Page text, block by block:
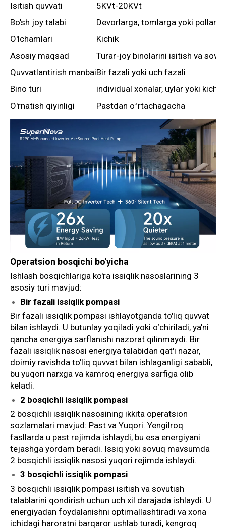
Isitish quvvati
5KVt-20KVt
Bo'sh joy talabi
Devorlarga, tomlarga yoki
O'lchamlari
Kichik
Asosiy maqsad
Turar-joy binolarini isitish va
Quvvatlantirish manbaiBir fazali yoki uch fazali
Bino turi
individual xonalar, uylar yoki
O'rnatish qiyinligi
Pastdan oʻrtachagacha
Operatsion bosqichi bo'yicha
Ishlash bosqichlariga ko'ra issiqlik nasoslarining 3
asosiy turi mavjud:
Bir fazali issiqlik pompasi
Bir fazali issiqlik pompasi ishlayotganda to'liq quvvat
bilan ishlaydi. U butunlay yoqiladi yoki o‘chiriladi, ya’ni
qancha energiya sarflanishi nazorat qilinmaydi. Bir
fazali issiqlik nasosi energiya talabidan qat'i nazar,
doimiy ravishda to'liq quvvat bilan ishlaganligi sababli,
bu yuqori narxga va kamroq energiya sarfiga olib
keladi.
2 bosqichli issiqlik pompasi
2 bosqichli issiqlik nasosining ikkita operatsion
sozlamalari mavjud: Past va Yuqori. Yengilroq
fasllarda u past rejimda ishlaydi, bu esa energiyani
tejashga yordam beradi. Issiq yoki sovuq mavsumda
2 bosqichli issiqlik nasosi yuqori rejimda ishlaydi.
3 bosqichli issiqlik pompasi
3 bosqichli issiqlik pompasi isitish va sovutish
talablarini qondirish uchun uch xil darajada ishlaydi. U
energiyadan foydalanishni optimallashtiradi va xona
ichidagi haroratni barqaror ushlab turadi, kengroq